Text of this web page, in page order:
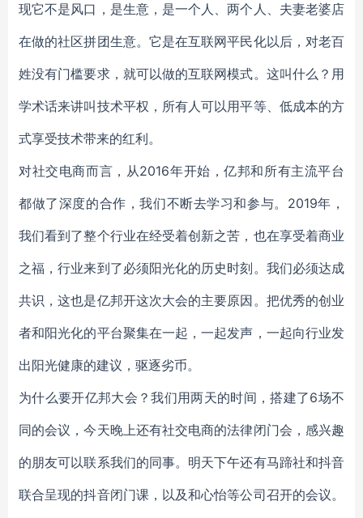
现它不是风口，是生意，是一个人、两个人、夫妻老婆店
在做的社区拼团生意。它是在互联网平民化以后，对老百
姓没有门槛要求，就可以做的互联网模式。这叫什么？用
学术话来讲叫技术平权，所有人可以用平等、低成本的方
式享受技术带来的红利。
对社交电商而言，从2016年开始，亿邦和所有主流平台
都做了深度的合作，我们不断去学习和参与。2019年，
我们看到了整个行业在经受着创新之苦，也在享受着商业
之福，行业来到了必须阳光化的历史时刻。 我们必须达成
共识，这也是亿邦开这次大会的主要原因。把优秀的创业
者和阳光化的平台聚集在一起，一起发声，一起向行业发
出阳光健康的建议，驱逐劣币。
为什么要开亿邦大会？我们用两天的时间，搭建了6场不
同的会议，今天晚上还有社交电商的法律闭门会，感兴趣
的朋友可以联系我们的同事。明天下午还有马蹄社和抖音
联合呈现的抖音闭门课，以及和心怡等公司召开的会议。